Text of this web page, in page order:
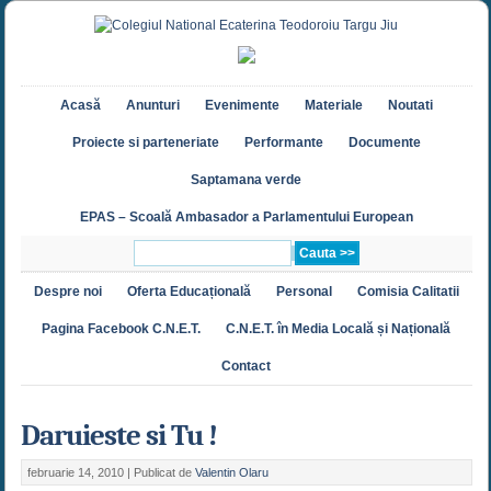
Acasă Anunturi Evenimente Materiale Noutati
Proiecte si parteneriate Performante Documente
Saptamana verde
EPAS – Scoală Ambasador a Parlamentului European
Despre noi Oferta Educațională Personal Comisia Calitatii
Pagina Facebook C.N.E.T. C.N.E.T. în Media Locală și Națională
Contact
Daruieste si Tu !
februarie 14, 2010 | Publicat de Valentin Olaru